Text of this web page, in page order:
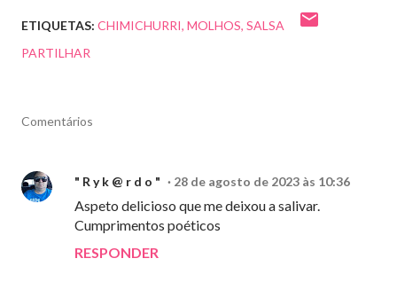
ETIQUETAS: CHIMICHURRI MOLHOS SALSA
PARTILHAR
Comentários
" R y k @ r d o " 28 de agosto de 2023 às 10:36
Aspeto delicioso que me deixou a salivar.
Cumprimentos poéticos
RESPONDER